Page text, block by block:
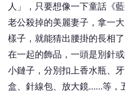
人」，只要想像一下童話《
老公殺掉的美麗妻子，拿一
樣子，就能猜出腰掛的長相
在一起的飾品，一頭是別針
小鏈子，分別扣上香水瓶、
盒、針線包、放大鏡……等，